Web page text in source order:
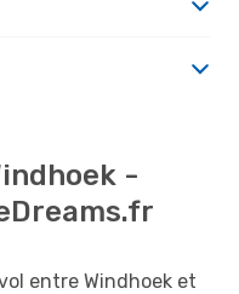
-
entre Windhoek et